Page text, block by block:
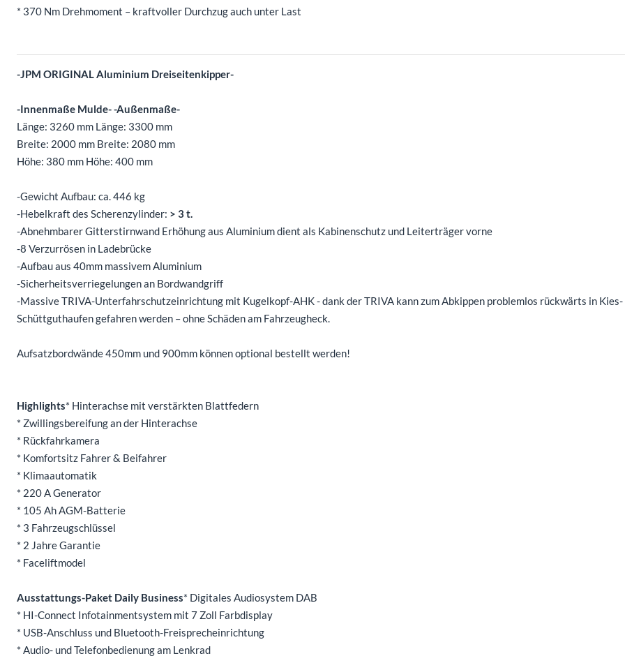
* 370 Nm Drehmoment – kraftvoller Durchzug auch unter Last
-JPM ORIGINAL Aluminium Dreiseitenkipper-
-Innenmaße Mulde- -Außenmaße-
Länge: 3260 mm Länge: 3300 mm
Breite: 2000 mm Breite: 2080 mm
Höhe: 380 mm Höhe: 400 mm
-Gewicht Aufbau: ca. 446 kg
-Hebelkraft des Scherenzylinder: > 3 t.
-Abnehmbarer Gitterstirnwand Erhöhung aus Aluminium dient als Kabinenschutz und Leiterträger vorne
-8 Verzurrösen in Ladebrücke
-Aufbau aus 40mm massivem Aluminium
-Sicherheitsverriegelungen an Bordwandgriff
-Massive TRIVA-Unterfahrschutzeinrichtung mit Kugelkopf-AHK - dank der TRIVA kann zum Abkippen problemlos rückwärts in Kies-
Schüttguthaufen gefahren werden – ohne Schäden am Fahrzeugheck.
Aufsatzbordwände 450mm und 900mm können optional bestellt werden!
Highlights* Hinterachse mit verstärkten Blattfedern
* Zwillingsbereifung an der Hinterachse
* Rückfahrkamera
* Komfortsitz Fahrer & Beifahrer
* Klimaautomatik
* 220 A Generator
* 105 Ah AGM-Batterie
* 3 Fahrzeugschlüssel
* 2 Jahre Garantie
* Faceliftmodel
Ausstattungs-Paket Daily Business* Digitales Audiosystem DAB
* HI-Connect Infotainmentsystem mit 7 Zoll Farbdisplay
* USB-Anschluss und Bluetooth-Freisprecheinrichtung
* Audio- und Telefonbedienung am Lenkrad